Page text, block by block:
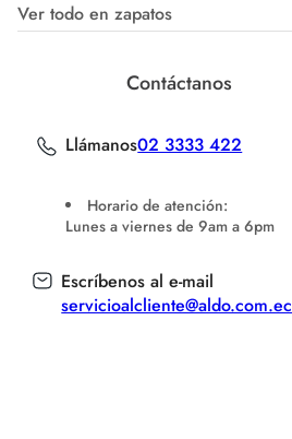
Ver todo en zapatos
Contáctanos
Llámanos02 3333 422
Horario de atención:
Lunes a viernes de 9am a 6pm
Escríbenos al e-mail
servicioalcliente@aldo.com.ec